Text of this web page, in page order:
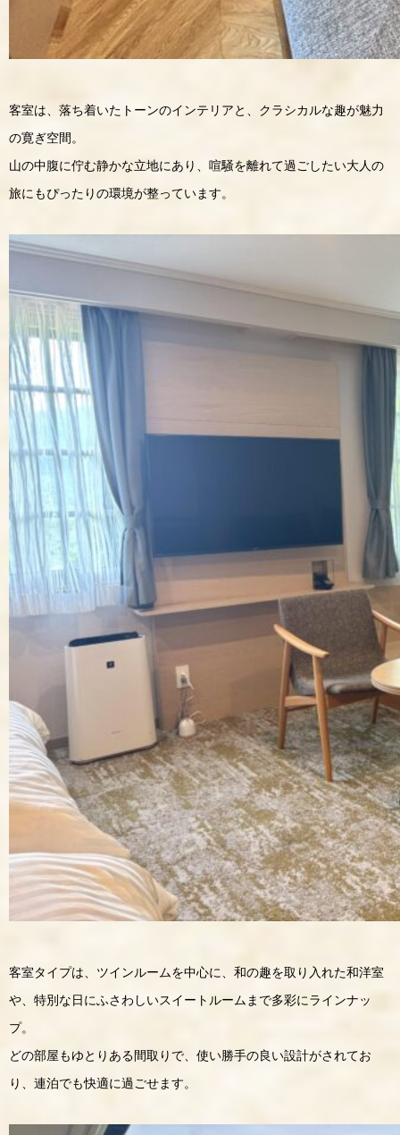
客室は、落ち着いたトーンのインテリアと、クラシカルな趣が魅力
の寛ぎ空間。
山の中腹に佇む静かな立地にあり、喧騒を離れて過ごしたい大人の
旅にもぴったりの環境が整っています。
客室タイプは、ツインルームを中心に、和の趣を取り入れた和洋室
や、特別な日にふさわしいスイートルームまで多彩にラインナッ
プ。
どの部屋もゆとりある間取りで、使い勝手の良い設計がされてお
り、連泊でも快適に過ごせます。